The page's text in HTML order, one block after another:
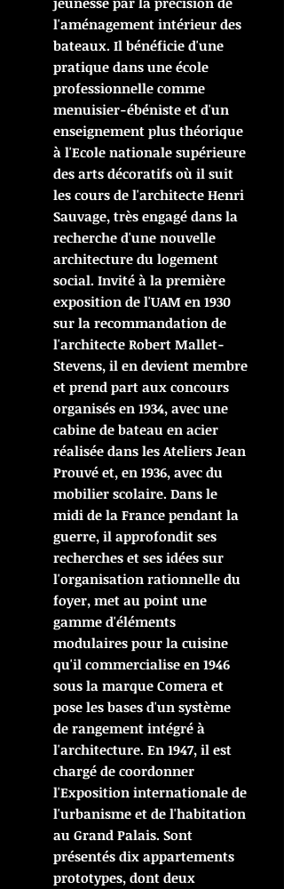
l'aménagement intérieur des
bateaux. Il bénéficie d'une
pratique dans une école
professionnelle comme
menuisier-ébéniste et d'un
enseignement plus théorique
à l'Ecole nationale supérieure
des arts décoratifs où il suit
les cours de l'architecte Henri
Sauvage, très engagé dans la
recherche d'une nouvelle
architecture du logement
social. Invité à la première
exposition de l'UAM en 1930
sur la recommandation de
l'architecte Robert Mallet-
Stevens, il en devient membre
et prend part aux concours
organisés en 1934, avec une
cabine de bateau en acier
réalisée dans les Ateliers Jean
Prouvé et, en 1936, avec du
mobilier scolaire. Dans le
midi de la France pendant la
guerre, il approfondit ses
recherches et ses idées sur
l'organisation rationnelle du
foyer, met au point une
gamme d'éléments
modulaires pour la cuisine
qu'il commercialise en 1946
sous la marque Comera et
pose les bases d'un système
de rangement intégré à
l'architecture. En 1947, il est
chargé de coordonner
l'Exposition internationale de
l'urbanisme et de l'habitation
au Grand Palais. Sont
présentés dix appartements
prototypes, dont deux